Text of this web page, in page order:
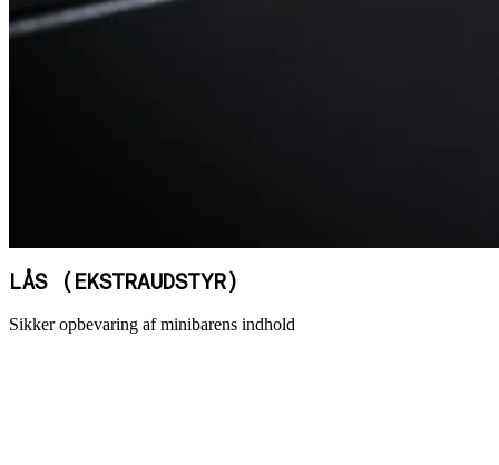
LÅS (EKSTRAUDSTYR)
Sikker opbevaring af minibarens indhold